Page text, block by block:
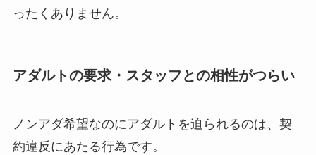
ったくありません。
アダルトの要求・スタッフとの相性がつらい
ノンアダ希望なのにアダルトを迫られるのは、契
約違反にあたる行為です。